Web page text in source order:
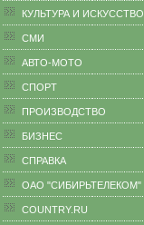
КУЛЬТУРА И ИСКУССТВО
СМИ
АВТО-МОТО
СПОРТ
ПРОИЗВОДСТВО
БИЗНЕС
CПРАВКА
ОАО "СИБИРЬТЕЛЕКОМ"
COUNTRY.RU